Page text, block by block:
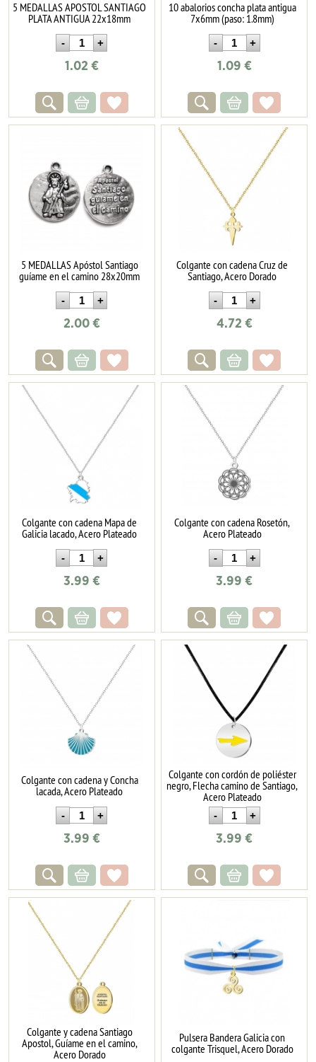
5 MEDALLAS APOSTOL SANTIAGO
PLATA ANTIGUA 22x18mm
1.02 €
10 abalorios concha plata antigua
7x6mm (paso: 1.8mm)
1.09 €
5 MEDALLAS Apóstol Santiago
guíame en el camino 28x20mm
2.00€
Colgante con cadena Cruz de
Santiago, Acero Dorado
4.72 €
Colgante con cadena Mapa de
Galicia lacado, Acero Plateado
3.99 €
Colgante con cadena Rosetón,
Acero Plateado
3.99 €
Colgante con cadena y Concha
lacada, Acero Plateado
3.99 €
Colgante con cordón de poliéster
negro, Flecha camino de Santiago,
Acero Plateado
3.99 €
Colgante y cadena Santiago
Apostol, Guíame en el camino,
Acero Dorado
Pulsera Bandera Galicia con
colgante Trisquel, Acero Dorado